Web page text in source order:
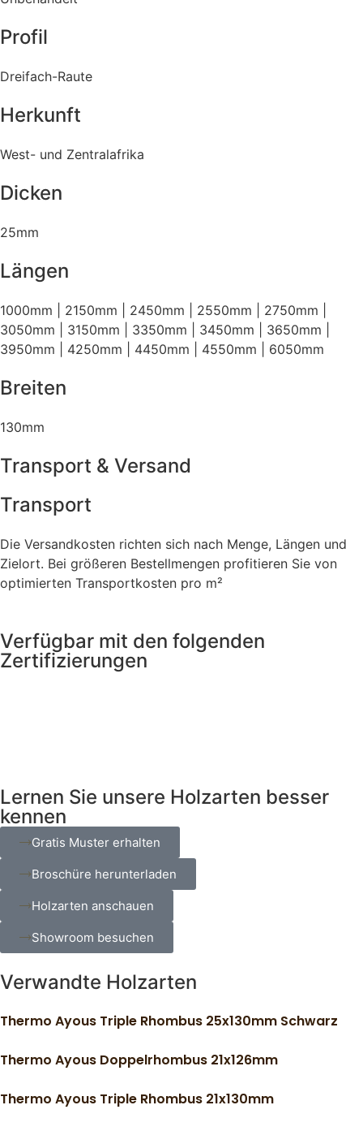
Profil
Dreifach-Raute
Herkunft
West- und Zentralafrika
Dicken
25mm
Längen
1000mm | 2150mm | 2450mm | 2550mm | 2750mm |
3050mm | 3150mm | 3350mm | 3450mm | 3650mm |
3950mm | 4250mm | 4450mm | 4550mm | 6050mm
Breiten
130mm
Transport & Versand
Transport
Die Versandkosten richten sich nach Menge, Längen und
Zielort. Bei größeren Bestellmengen profitieren Sie von
optimierten Transportkosten pro m²
Verfügbar mit den folgenden
Zertifizierungen
Lernen Sie unsere Holzarten besser
kennen
Gratis Muster erhalten
Broschüre herunterladen
Holzarten anschauen
Showroom besuchen
Verwandte Holzarten
Thermo Ayous Triple Rhombus 25x130mm Schwarz
Thermo Ayous Doppelrhombus 21x126mm
Thermo Ayous Triple Rhombus 21x130mm